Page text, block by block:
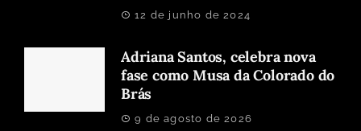
12 de junho de 2024
Adriana Santos, celebra nova
fase como Musa da Colorado do
Brás
9 de agosto de 2026